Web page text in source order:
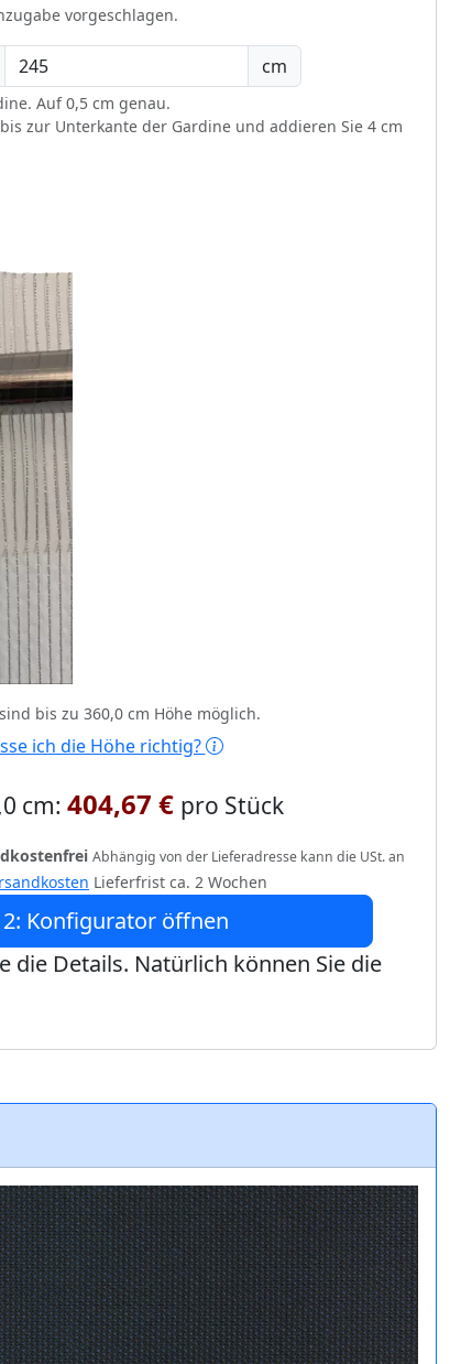
vorgeschlagen.
cm
Auf 0,5 cm genau.
zur Unterkante der Gardine und addieren Sie 4 cm
bis zu 360,0 cm Höhe möglich.
ich die Höhe richtig?
cm: 404,67 € pro Stück
Abhängig von der Lieferadresse kann die USt. an
Lieferfrist ca. 2 Wochen
Konfigurator öffnen
die Details. Natürlich können Sie die